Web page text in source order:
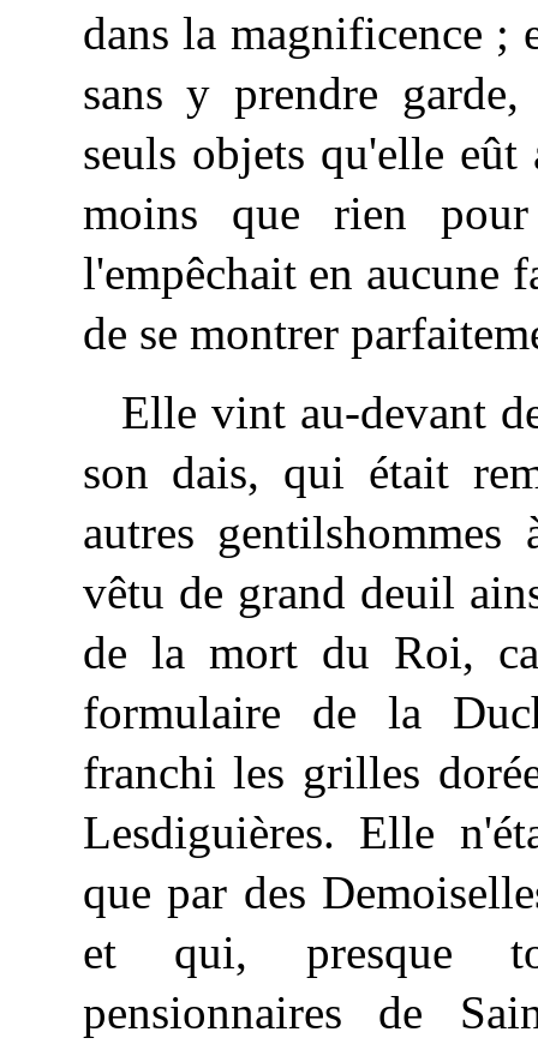
dans la magnificence ;
sans y prendre
seuls objets qu'elle
moins que rien
l'empêchait en aucune
de se montrer
Elle vint au-devant
son dais, qui était
autres
vêtu de grand deuil
de la mort du Roi,
formulaire de la
franchi les grilles
Lesdiguières. Elle
que par des
et qui, presque
pensionnaires de